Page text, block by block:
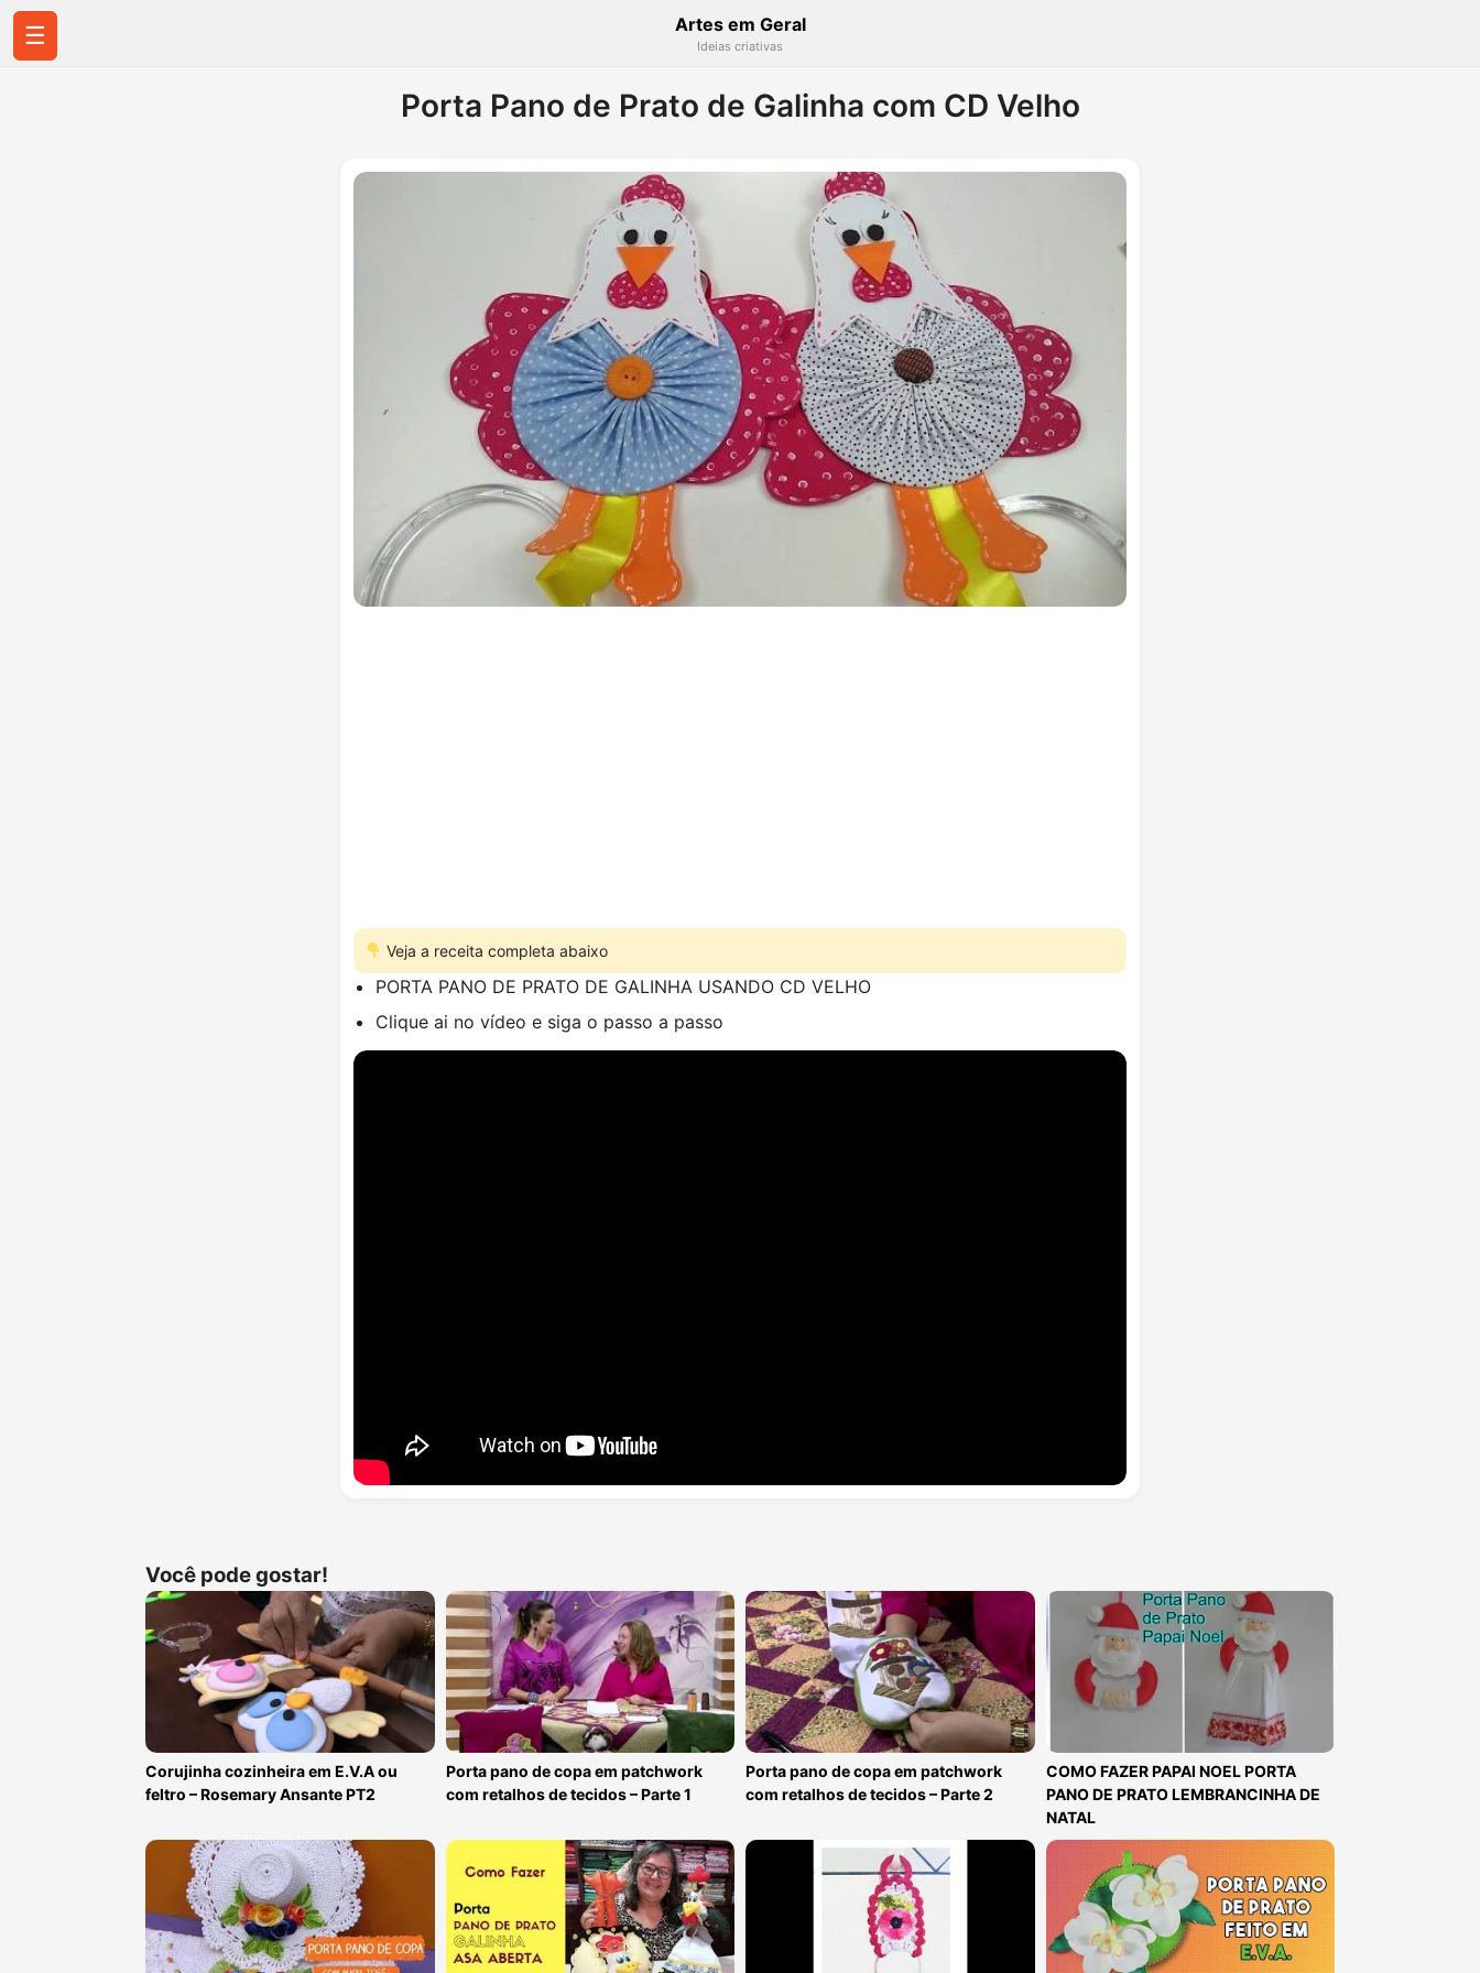
☰ Artes em Geral
Ideias criativas
Porta Pano de Prato de Galinha com CD Velho
Veja a receita completa abaixo
PORTA PANO DE PRATO DE GALINHA USANDO CD VELHO
Clique ai no vídeo e siga o passo a passo
Você pode gostar!
Corujinha cozinheira em E.V.A ou
feltro – Rosemary Ansante PT2
Porta pano de copa em patchwork
com retalhos de tecidos – Parte 1
Porta pano de copa em patchwork
com retalhos de tecidos – Parte 2
COMO FAZER PAPAI NOEL PORTA
PANO DE PRATO LEMBRANCINHA DE
NATAL